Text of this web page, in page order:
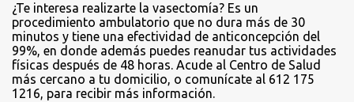
¿Te interesa realizarte la vasectomía? Es un
procedimiento ambulatorio que no dura más de 30
minutos y tiene una efectividad de anticoncepción del
99%, en donde además puedes reanudar tus actividades
físicas después de 48 horas. Acude al Centro de Salud
más cercano a tu domicilio, o comunícate al 612 175
1216, para recibir más información.